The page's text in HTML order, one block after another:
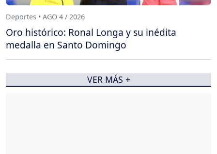
Deportes • AGO 4 / 2026
Oro histórico: Ronal Longa y su inédita
medalla en Santo Domingo
VER MÁS +